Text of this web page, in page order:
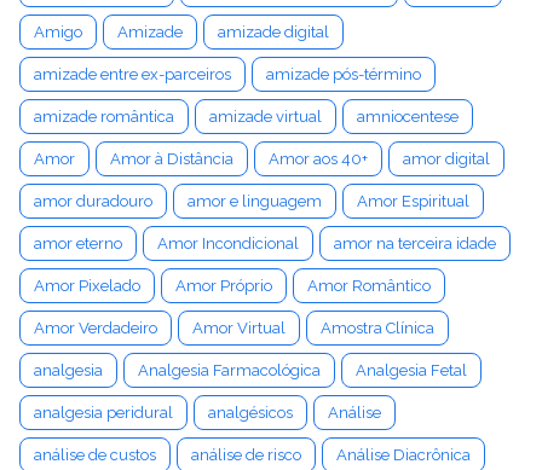
Amigo Amizade amizade digital
amizade entre ex-parceiros amizade pós-término
amizade romântica amizade virtual amniocentese
Amor Amor à Distância Amor aos 40+ amor digital
amor duradouro amor e linguagem Amor Espiritual
amor eterno Amor Incondicional amor na terceira idade
Amor Pixelado Amor Próprio Amor Romântico
Amor Verdadeiro Amor Virtual Amostra Clínica
analgesia Analgesia Farmacológica Analgesia Fetal
analgesia peridural analgésicos Análise
análise de custos análise de risco Análise Diacrônica